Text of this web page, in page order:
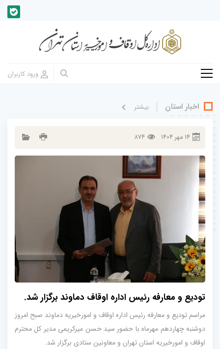
اخبار استان بيشتر
14مهر 1404
874
تودیع و معارفه رئیس اداره اوقاف دماوند برگزار شد.
مراسم تودیع و معارفه رئیس اداره اوقاف و امورخیریه دماوند صبح امروز
دوشنبه چهاردهم مهرماه با حضور سید حسن‌ میرکریمی مدیر کل محترم
اوقاف و امورخیریه استان تهران و معاونین ستادی برگزار شد.